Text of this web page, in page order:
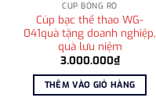
CÚP BÓNG RỔ
Cúp bạc thể thao WG-
041quà tặng doanh nghiệp,
quà lưu niệm
3.000.000₫
THÊM VÀO GIỎ HÀNG